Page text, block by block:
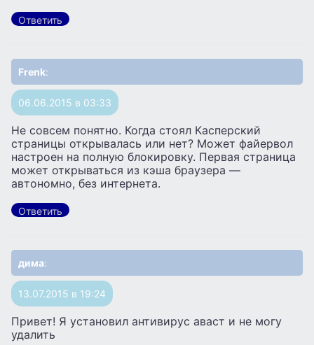
Ответить
Frenk:
06.06.2015 в 03:33
Не совсем понятно. Когда стоял Касперский
страницы открывалась или нет? Может файервол
настроен на полную блокировку. Первая страница
может открываться из кэша браузера —
автономно, без интернета.
Ответить
дима:
13.07.2015 в 19:24
Привет! Я установил антивирус аваст и не могу
удалить